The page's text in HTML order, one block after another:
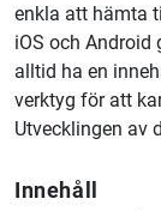
enkla att hämta
iOS och
alltid ha en
verktyg för att
Utvecklingen av
Innehåll